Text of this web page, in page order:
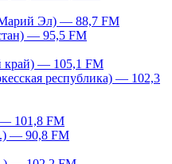
Эл) — 88,7 FM
— 95,5 FM
край) — 105,1 FM
республика) — 102,3
101,8 FM
— 90,8 FM